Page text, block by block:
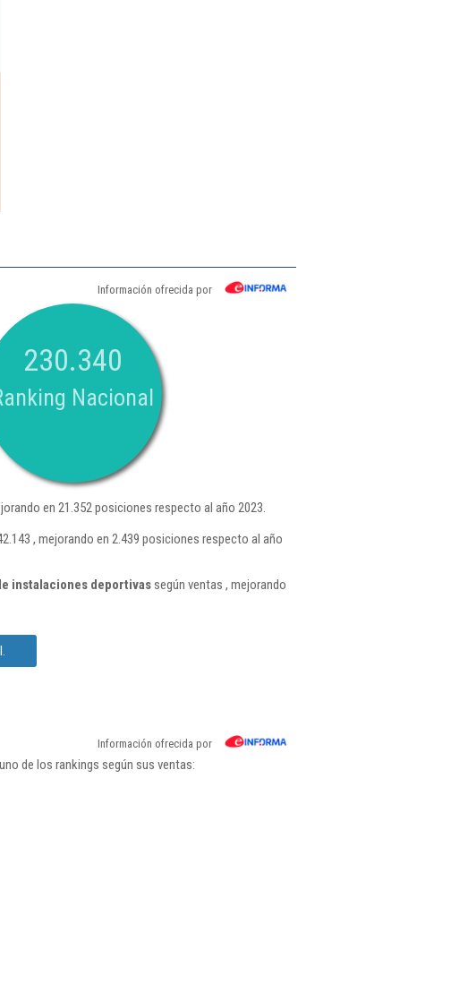
Información ofrecida por
230.340
Nacional
en 21.352 posiciones respecto al año 2023.
, mejorando en 2.439 posiciones respecto al año
instalaciones deportivassegún ventas , mejorando
Información ofrecida por
de los rankings según sus ventas: